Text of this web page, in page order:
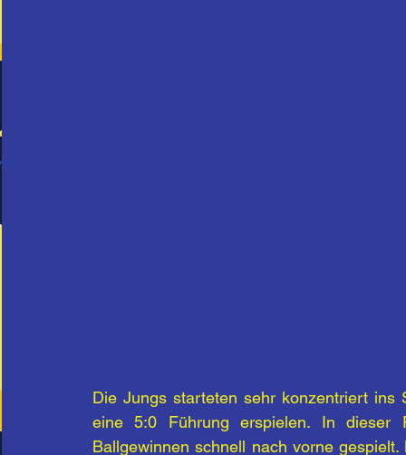
Die Jungs starteten sehr konzentriert
eine 5:0 Führung erspielen. In dieser
Ballgewinnen schnell nach vorne